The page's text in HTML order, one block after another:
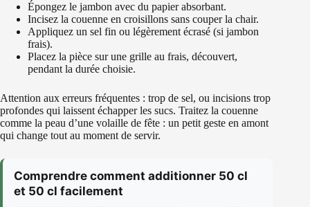
Épongez le jambon avec du papier absorbant.
Incisez la couenne en croisillons sans couper la chair.
Appliquez un sel fin ou légèrement écrasé (si jambon
frais).
Placez la pièce sur une grille au frais, découvert,
pendant la durée choisie.
Attention aux erreurs fréquentes : trop de sel, ou incisions trop
profondes qui laissent échapper les sucs. Traitez la couenne
comme la peau d’une volaille de fête : un petit geste en amont
qui change tout au moment de servir.
Comprendre comment additionner 50 cl
et 50 cl facilement